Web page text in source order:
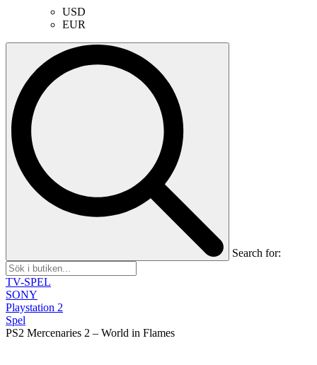
USD
EUR
Search for:
TV-SPEL
SONY
Playstation 2
Spel
PS2 Mercenaries 2 – World in Flames